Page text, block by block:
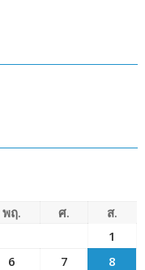
พฤ. ศ.
ส.
1
6 7
8